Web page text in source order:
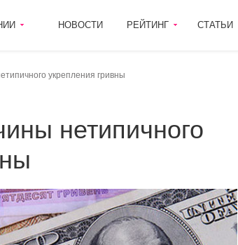
НОВОСТИ РЕЙТИНГ СТАТЬИ
укрепления гривны